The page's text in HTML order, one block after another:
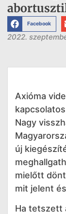
Facebook
2022.
Axióma
Nagy
új
mielőtt
mit jelent
Ha tetszett